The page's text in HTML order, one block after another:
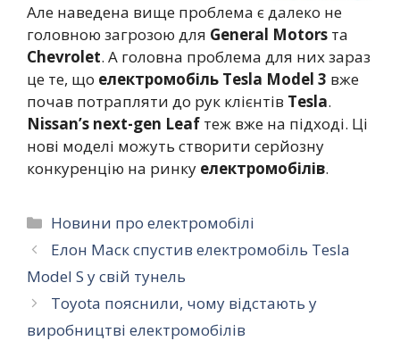
Але наведена вище проблема є далеко не
головною загрозою для General Motors та
Chevrolet. А головна проблема для них зараз
це те, що електромобіль Tesla Model 3 вже
почав потрапляти до рук клієнтів Tesla.
Nissan’s next-gen Leaf теж вже на підході. Ці
нові моделі можуть створити серйозну
конкуренцію на ринку електромобілів.
Категорії
Новини про електромобілі
Елон Маск спустив електромобіль Tesla
Model S у свій тунель
Toyota пояснили, чому відстають у
виробництві електромобілів